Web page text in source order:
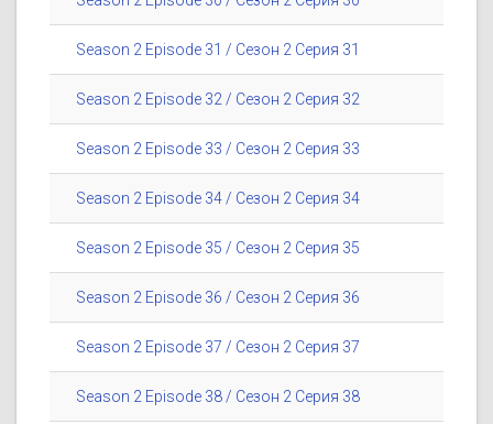
Season 2 Episode 31 / Сезон 2 Серия 31
Season 2 Episode 32 / Сезон 2 Серия 32
Season 2 Episode 33 / Сезон 2 Серия 33
Season 2 Episode 34 / Сезон 2 Серия 34
Season 2 Episode 35 / Сезон 2 Серия 35
Season 2 Episode 36 / Сезон 2 Серия 36
Season 2 Episode 37 / Сезон 2 Серия 37
Season 2 Episode 38 / Сезон 2 Серия 38